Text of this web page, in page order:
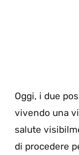
Oggi, i due
vivendo una
salute
di procedere